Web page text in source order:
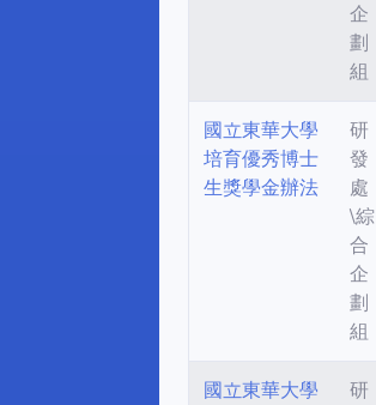
企
劃
組
國立東華大學
培育優秀博士
生獎學金辦法
研
發
處
\綜
合
企
劃
組
國立東華大學
研